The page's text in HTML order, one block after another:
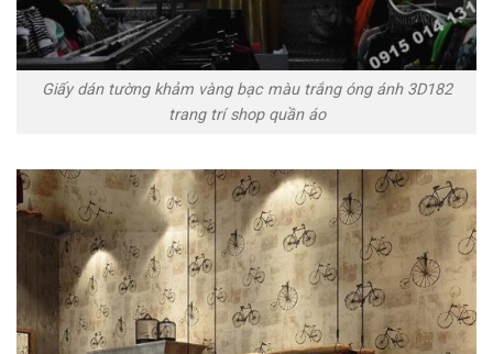
Giấy dán tường khảm vàng bạc màu trắng óng ánh 3D182
trang trí shop quần áo